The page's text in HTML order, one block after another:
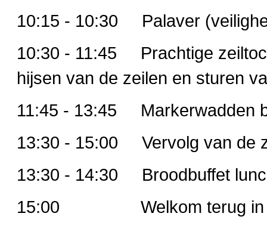
10:15 - 10:30 Palaver
10:30 - 11:45 Prachtige
hijsen van de zeilen en sturen
11:45 - 13:45 Markerwadden
13:30 - 15:00 Vervolg van de
13:30 - 14:30 Broodbuffet
15:00 Welkom terug in de